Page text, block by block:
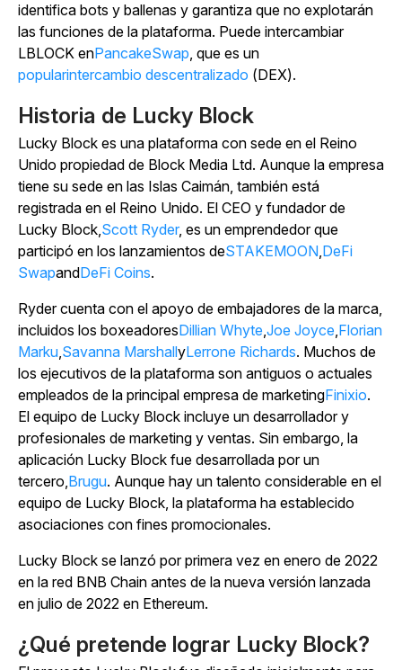
identifica bots y ballenas y garantiza que no explotarán
las funciones de la plataforma. Puede intercambiar
LBLOCK enPancakeSwap, que es un
popularintercambio descentralizado (DEX).
Historia de Lucky Block
Lucky Block es una plataforma con sede en el Reino
Unido propiedad de Block Media Ltd. Aunque la empresa
tiene su sede en las Islas Caimán, también está
registrada en el Reino Unido. El CEO y fundador de
Lucky Block,Scott Ryder, es un emprendedor que
participó en los lanzamientos deSTAKEMOON,DeFi
SwapandDeFi Coins.
Ryder cuenta con el apoyo de embajadores de la marca,
incluidos los boxeadoresDillian Whyte,Joe Joyce,Florian
Marku,Savanna MarshallyLerrone Richards. Muchos de
los ejecutivos de la plataforma son antiguos o actuales
empleados de la principal empresa de marketingFinixio.
El equipo de Lucky Block incluye un desarrollador y
profesionales de marketing y ventas. Sin embargo, la
aplicación Lucky Block fue desarrollada por un
tercero,Brugu. Aunque hay un talento considerable en el
equipo de Lucky Block, la plataforma ha establecido
asociaciones con fines promocionales.
Lucky Block se lanzó por primera vez en enero de 2022
en la red BNB Chain antes de la nueva versión lanzada
en julio de 2022 en Ethereum.
¿Qué pretende lograr Lucky Block?